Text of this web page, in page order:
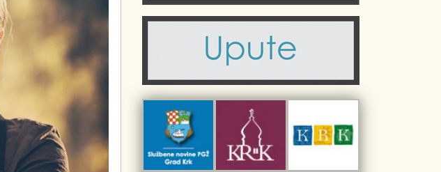
Komunalne usluge
Civilni sektor (arhiva udruga)
Sport i rekreacija
Turistička zajednica otoka Krka
Kulturno-turistička ruta Putovima Frankopana
Dar iz Krka
Interpretacijski centar pomorske baštine